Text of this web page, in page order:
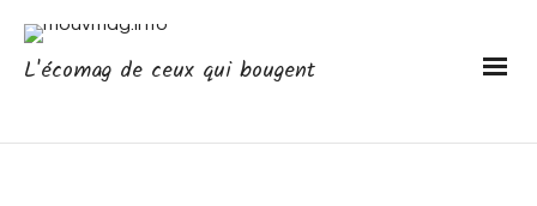
L'écomag de ceux qui bougent